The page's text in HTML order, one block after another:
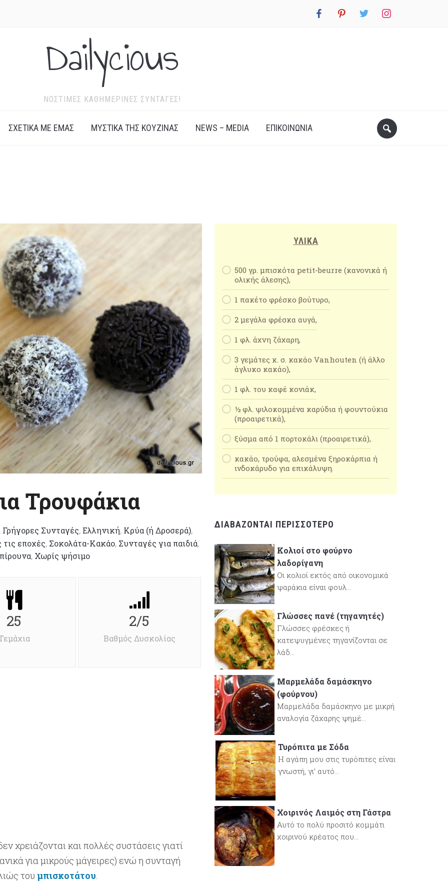
facebook pinterest twitter instagram
Dailycious
ΝΌΣΤΙΜΕΣ ΚΑΘΗΜΕΡΙΝΈΣ ΣΥΝΤΑΓΈΣ!
ΣΧΕΤΙΚΆ ΜΕ ΕΜΆΣ ΜΥΣΤΙΚΆ ΤΗΣ ΚΟΥΖΊΝΑΣ NEWS – MEDIA ΕΠΙΚΟΙΝΩΝΊΑ
Τρουφάκια
Γρήγορες Συνταγές,Ελληνική, Κρύα (ή Δροσερά),
τις εποχές, Σοκολάτα-Κακάο, Συνταγές για παιδιά,
, Χωρίς ψήσιμο
25 2/5
Βαθμός Δυσκολίας
χρειάζονται και πολλές συστάσεις γιατί
για μικρούς μάγειρες) ενώ η συνταγή
του μπισκοτάτου.
ΥΛΙΚΆ
500 γρ. μπισκότα petit-beurre (κανονικά ή
ολικής άλεσης),
1 πακέτο φρέσκο βούτυρο,
2 μεγάλα φρέσκα αυγά,
1 φλ. άχνη ζάχαρη,
3 γεμάτες κ. σ. κακάο Vanhouten (ή άλλο
άγλυκο κακάο),
1 φλ. του καφέ κονιάκ,
½ φλ. ψιλοκομμένα καρύδια ή φουντούκια
(προαιρετικά),
ξύσμα από 1 πορτοκάλι (προαιρετικά),
κακάο, τρούφα, αλεσμένα ξηροκάρπια ή
ινδοκάρυδο για επικάλυψη.
ΔΙΑΒΆΖΟΝΤΑΙ ΠΕΡΙΣΣΌΤΕΡΟ
Κολιοί στο φούρνο
λαδορίγανη
Οι κολιοί εκτός από οικονομικά
ψαράκια είναι φουλ...
Γλώσσες πανέ (τηγανητές)
Γλώσσες φρέσκες ή
κατεψυγμένες τηγανίζονται σε
λάδ...
Μαρμελάδα δαμάσκηνο
(φούρνου)
Μαρμελάδα δαμάσκηνο με μικρή
αναλογία ζάχαρης ψημέ...
Τυρόπιτα με Σόδα
Η αγάπη μου στις τυρόπιτες είναι
γνωστή, γι’ αυτό...
Χοιρινός Λαιμός στη Γάστρα
Αυτό το πολύ προσιτό κομμάτι
χοιρινού κρέατος που...